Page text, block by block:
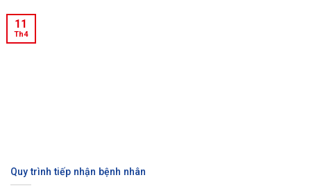
Quy trình tiếp nhận bệnh nhân
11
Th4